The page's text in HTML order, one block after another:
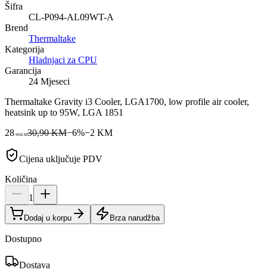
Šifra
CL-P094-AL09WT-A
Brend
Thermaltake
Kategorija
Hladnjaci za CPU
Garancija
24 Mjeseci
Thermaltake Gravity i3 Cooler, LGA1700, low profile air cooler,
heatsink up to 95W, LGA 1851
28 90KM30,90 KM−6%−2 KM
Cijena uključuje PDV
Količina
1
Dodaj u korpu Brza narudžba
Dostupno
Dostava